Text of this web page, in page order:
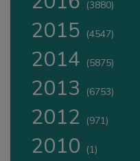
(3880)
2015 (4547)
2014 (5875)
2013 (6753)
2012 (971)
2010 (1)